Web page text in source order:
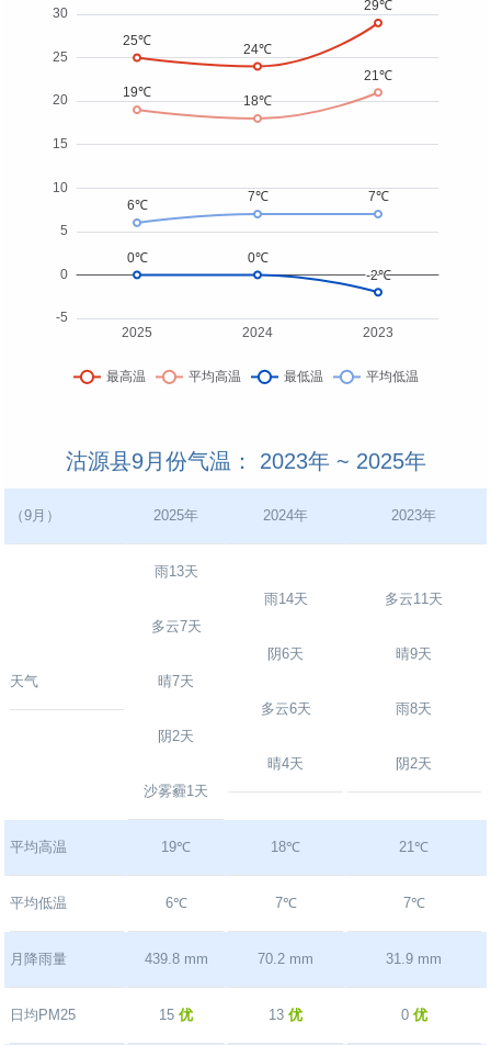
沽源县9月份气温： 2023年 ~ 2025年
（9月） 2025年 2024年 2023年
天气
雨13天
多云7天
晴7天
阴2天
沙雾霾1天
雨14天
阴6天
多云6天
晴4天
多云11天
晴9天
雨8天
阴2天
平均高温 19℃ 18℃ 21℃
平均低温 6℃ 7℃ 7℃
月降雨量 439.8 mm 70.2 mm 31.9 mm
日均PM25 15优 13优 0 优